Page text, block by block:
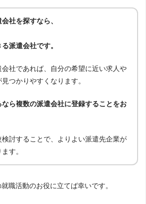
社を探すなら、
派遣会社です。
社であれば、自分の希望に近い求人や
つかりやすくなります。
ら複数の派遣会社に登録することをお
討することで、よりよい派遣先企業が
す。
職活動のお役に立てば幸いです。